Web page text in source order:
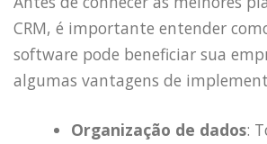
CRM, é importante entender
software pode beneficiar sua
algumas vantagens de
Organização de dados: